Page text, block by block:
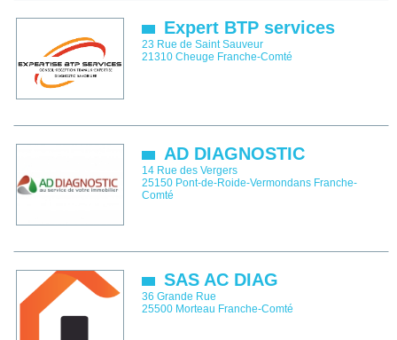
Expert BTP services
23 Rue de Saint Sauveur
21310 Cheuge Franche-Comté
AD DIAGNOSTIC
14 Rue des Vergers
25150 Pont-de-Roide-Vermondans Franche-
Comté
SAS AC DIAG
36 Grande Rue
25500 Morteau Franche-Comté